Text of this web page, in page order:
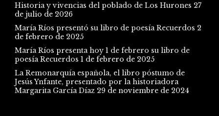
Historia y vivencias del poblado de Los Hurones 27
de julio de 2026
María Ríos presentó su libro de poesía Recuerdos 2
de febrero de 2025
María Ríos presenta hoy 1 de febrero su libro de
poesía Recuerdos 1 de febrero de 2025
La Remonarquía española, el libro póstumo de
Jesús Ynfante, presentado por la historiadora
Margarita García Díaz 29 de noviembre de 2024